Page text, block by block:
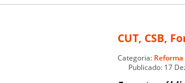
CUT, CSB,
Categoria:
Publicado: 17